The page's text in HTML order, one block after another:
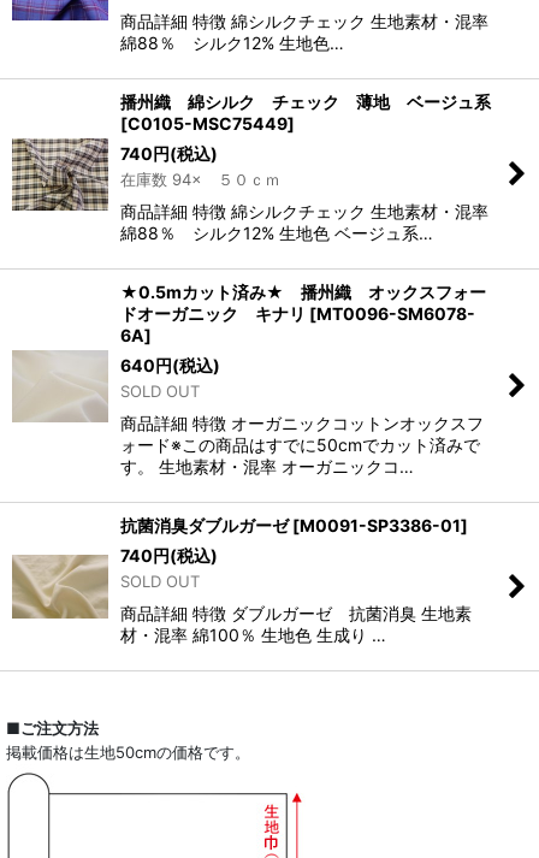
商品詳細 特徴 綿シルクチェック 生地素材・混率
綿88％ シルク12% 生地色…
播州織 綿シルク チェック 薄地 ベージュ系
[C0105-MSC75449]
740円(税込)
在庫数 94× ５０ｃｍ
商品詳細 特徴 綿シルクチェック 生地素材・混率
綿88％ シルク12% 生地色 ベージュ系…
★0.5mカット済み★ 播州織 オックスフォー
ドオーガニック キナリ [MT0096-SM6078-
6A]
640円(税込)
SOLD OUT
商品詳細 特徴 オーガニックコットンオックスフ
ォード※この商品はすでに50cmでカット済みで
す。 生地素材・混率 オーガニックコ…
抗菌消臭ダブルガーゼ [M0091-SP3386-01]
740円(税込)
SOLD OUT
商品詳細 特徴 ダブルガーゼ 抗菌消臭 生地素
材・混率 綿100％ 生地色 生成り …
■ご注文方法
掲載価格は生地50cmの価格です。